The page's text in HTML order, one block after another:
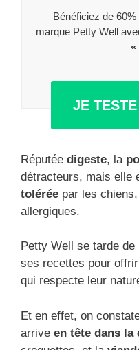
Bénéficiez de
marque Petty Well
«
JE
Réputée digeste, la
détracteurs, mais elle
tolérée par les
allergiques.
Petty Well se tarde de
ses recettes pour
qui respecte leur
Et en effet, on
arrive en tête dans la